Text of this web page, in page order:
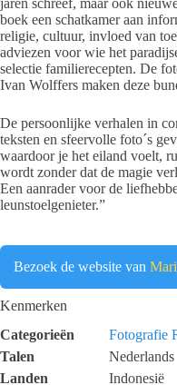
boek een schatkamer aan
religie, cultuur, invloed van
adviezen voor wie het
selectie familierecepten. De
Ivan Wolffers maken deze
De persoonlijke verhalen in
teksten en sfeervolle foto´s
waardoor je het eiland voelt,
wordt zonder dat de magie
Een aanrader voor de
leunstoelgenieter.”
Bezoek de website van
Kenmerken
Categorieën
Fotografie
Talen
Nederlands
Landen
Indonesië